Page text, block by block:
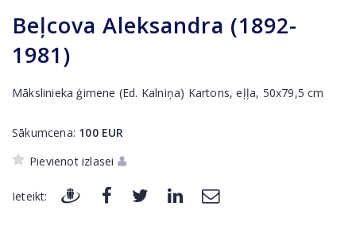
Beļcova Aleksandra (1892-
1981)
Mākslinieka ģimene (Ed. Kalniņa) Kartons, eļļa, 50x79,5 cm
Sākumcena: 100EUR
Pievienot izlasei
Ieteikt: